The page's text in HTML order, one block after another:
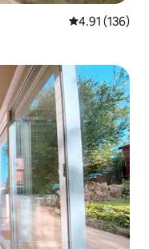
Ukadiriaji wa
4.91 (136)